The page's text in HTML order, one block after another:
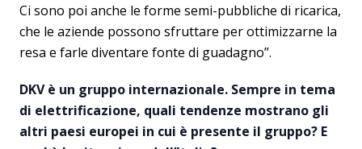
Ci sono poi anche le forme semi-pubbliche di ricarica,
che le aziende possono sfruttare per ottimizzarne la
resa e farle diventare fonte di guadagno”.
DKV è un gruppo internazionale. Sempre in tema
di elettrificazione, quali tendenze mostrano gli
altri paesi europei in cui è presente il gruppo? E